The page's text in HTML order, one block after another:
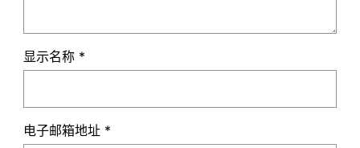
显示名称 *
电子邮箱地址 *